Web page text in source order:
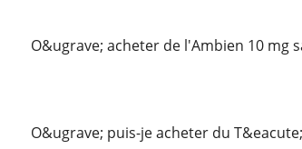
O&ugrave; acheter de l'Ambien 10 mg
O&ugrave; puis-je acheter du